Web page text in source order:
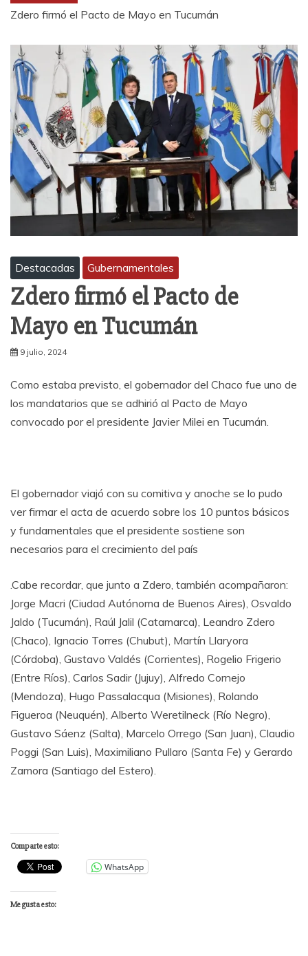
Zdero firmó el Pacto de Mayo en Tucumán
Destacadas Gubernamentales
Zdero firmó el Pacto de
Mayo en Tucumán
9 julio, 2024
Como estaba previsto, el gobernador del Chaco fue uno de
los mandatarios que se adhirió al Pacto de Mayo
convocado por el presidente Javier Milei en Tucumán.
El gobernador viajó con su comitiva y anoche se lo pudo
ver firmar el acta de acuerdo sobre los 10 puntos básicos
y fundamentales que el presidente sostiene son
necesarios para el crecimiento del país
.Cabe recordar, que junto a Zdero, también acompañaron:
Jorge Macri (Ciudad Autónoma de Buenos Aires), Osvaldo
Jaldo (Tucumán), Raúl Jalil (Catamarca), Leandro Zdero
(Chaco), Ignacio Torres (Chubut), Martín Llaryora
(Córdoba), Gustavo Valdés (Corrientes), Rogelio Frigerio
(Entre Ríos), Carlos Sadir (Jujuy), Alfredo Cornejo
(Mendoza), Hugo Passalacqua (Misiones), Rolando
Figueroa (Neuquén), Alberto Weretilneck (Río Negro),
Gustavo Sáenz (Salta), Marcelo Orrego (San Juan), Claudio
Poggi (San Luis), Maximiliano Pullaro (Santa Fe) y Gerardo
Zamora (Santiago del Estero).
Comparte esto:
WhatsApp
Me gusta esto: